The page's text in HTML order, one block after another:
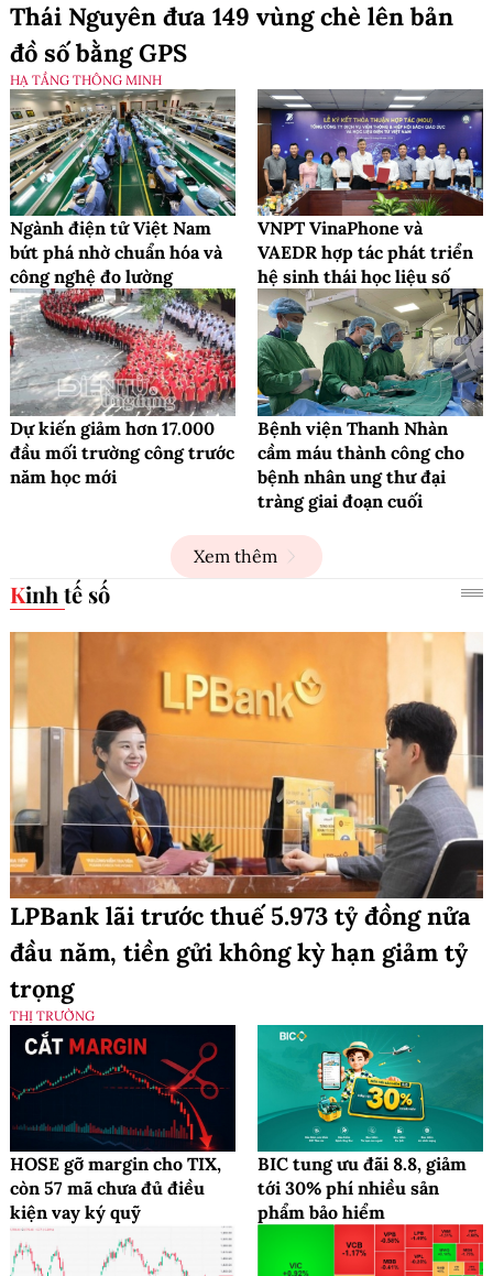
Thái Nguyên đưa 149 vùng chè lên bản
đồ số bằng GPS
HẠ TẦNG THÔNG MINH
Ngành điện tử Việt Nam
bứt phá nhờ chuẩn hóa và
công nghệ đo lường
VNPT VinaPhone và
VAEDR hợp tác phát triển
hệ sinh thái học liệu số
Dự kiến giảm hơn 17.000
đầu mối trường công trước
năm học mới
Bệnh viện Thanh Nhàn
cầm máu thành công cho
bệnh nhân ung thư đại
tràng giai đoạn cuối
Xem thêm
Kinh tế số
LPBank lãi trước thuế 5.973 tỷ đồng nửa
đầu năm, tiền gửi không kỳ hạn giảm tỷ
trọng
THỊ TRƯỜNG
HOSE gỡ margin cho TIX,
còn 57 mã chưa đủ điều
kiện vay ký quỹ
BIC tung ưu đãi 8.8, giảm
tới 30% phí nhiều sản
phẩm bảo hiểm